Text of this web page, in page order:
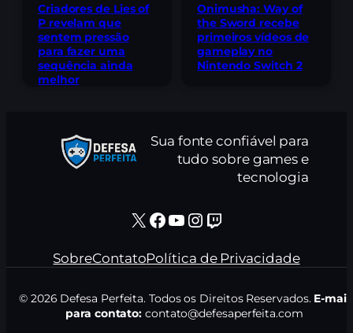
Criadores de Lies of
P revelam que
sentem pressão
para fazer uma
sequência ainda
melhor
Onimusha: Way of
the Sword recebe
primeiros vídeos de
gameplay no
Nintendo Switch 2
Sua fonte confiável para
tudo sobre games e
tecnologia
X Facebook Youtube Instagram Twitch
SobreContatoPolítica de Privacidade
© 2026 Defesa Perfeita. Todos os Direitos Reservados. E-mail
para contato: contato@defesaperfeita.com